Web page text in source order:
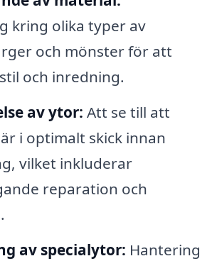
kring olika typer av
och mönster för att
och inredning.
av ytor: Att se till att
i optimalt skick innan
vilket inkluderar
reparation och
av specialytor: Hantering